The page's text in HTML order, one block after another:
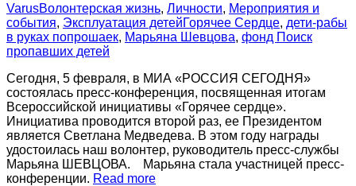
VarusВолонтерская жизнь, Личности, Мероприятия и
события, Эксплуатация детейГорячее Сердце, дети-рабы
в руках попрошаек, Марьяна Шевцова, фонд Поиск
пропавших детей
Сегодня, 5 февраля, в МИА «РОССИЯ СЕГОДНЯ»
состоялась пресс-конференция, посвященная итогам
Всероссийской инициативы «Горячее сердце».
Инициатива проводится второй раз, ее Президентом
является Светлана Медведева. В этом году награды
удостоилась наш волонтер, руководитель пресс-службы
Марьяна ШЕВЦОВА. Марьяна стала участницей пресс-
конференции. Read more